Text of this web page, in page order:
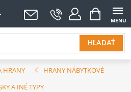
HĽADAŤ
NÁKUPNÝ
KOŠÍK
HRANY
HRANY NÁBYTKOVÉ
A INÉ TYPY